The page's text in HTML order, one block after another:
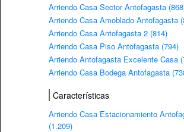
Arriendo Casa Sector Antofagasta
Arriendo Casa Amoblado Antofagasta
Arriendo Casa Antofagasta 2 (814)
Arriendo Casa Piso Antofagasta (794)
Arriendo Antofagasta Excelente Casa
Arriendo Casa Bodega Antofagasta
Características
Arriendo Casa Estacionamiento
(1.209)